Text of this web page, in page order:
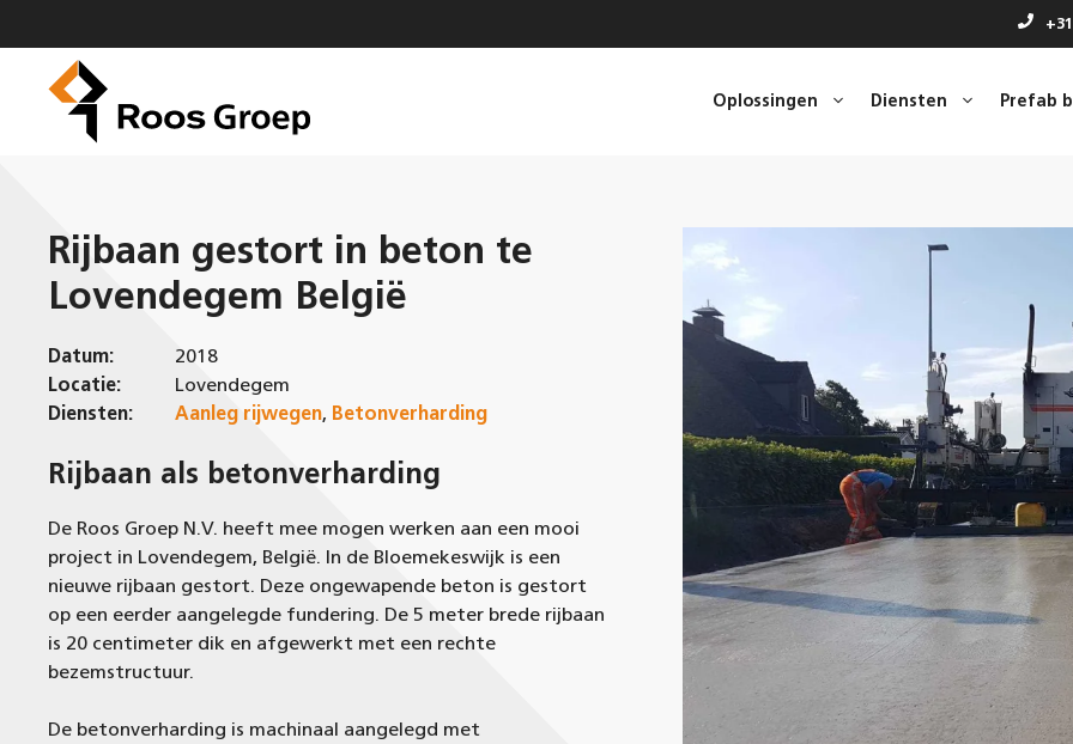
inhoud
Oplossingen Diensten Prefab
Rijbaan gestort in beton te
Lovendegem België
Datum:
2018
Locatie:
Lovendegem
Diensten:
Aanleg rijwegen, Betonverharding
Rijbaan als betonverharding
De Roos Groep N.V. heeft mee mogen werken aan een mooi
project in Lovendegem, België. In de Bloemekeswijk is een
nieuwe rijbaan gestort. Deze ongewapende beton is gestort
op een eerder aangelegde fundering. De 5 meter brede rijbaan
is 20 centimeter dik en afgewerkt met een rechte
bezemstructuur.
De betonverharding is machinaal aangelegd met